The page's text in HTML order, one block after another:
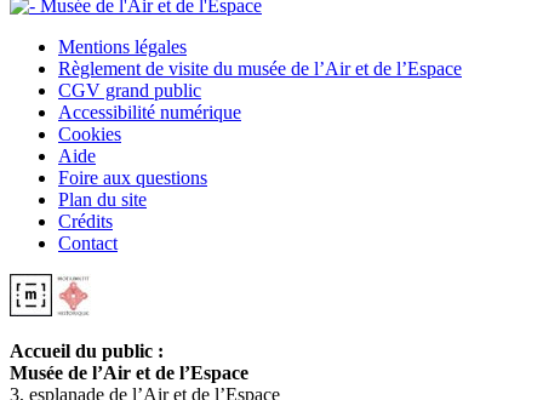
Mentions légales
Règlement de visite du musée de l’Air et de l’Espace
CGV grand public
Accessibilité numérique
Cookies
Aide
Foire aux questions
Plan du site
Crédits
Contact
Accueil du public :
Musée de l’Air et de l’Espace
3, esplanade de l’Air et de l’Espace